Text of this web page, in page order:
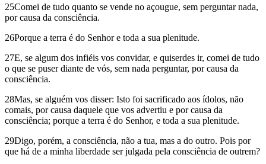
25Comei de tudo quanto se vende no açougue, sem perguntar nada,
por causa da consciência.
26Porque a terra é do Senhor e toda a sua plenitude.
27E, se algum dos infiéis vos convidar, e quiserdes ir, comei de tudo
o que se puser diante de vós, sem nada perguntar, por causa da
consciência.
28Mas, se alguém vos disser: Isto foi sacrificado aos ídolos, não
comais, por causa daquele que vos advertiu e por causa da
consciência; porque a terra é do Senhor, e toda a sua plenitude.
29Digo, porém, a consciência, não a tua, mas a do outro. Pois por
que há de a minha liberdade ser julgada pela consciência de outrem?